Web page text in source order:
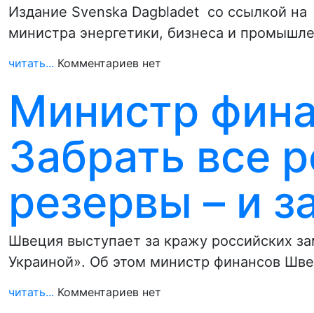
Издание Svenska Dagbladet со ссылкой
министра энергетики, бизнеса и
читать... Комментариев нет
Министр
Забрать все
резервы – и
Швеция выступает за кражу российских
Украиной». Об этом министр финансов
читать... Комментариев нет